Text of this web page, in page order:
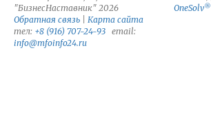
"БизнесНаставник" 2026
Обратная связь
Карта сайта
тел: +8 (916) 707-24-93 email:
info@mfoinfo24.ru
OneSolv®